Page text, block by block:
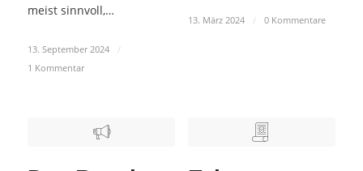
meist sinnvoll,…
13. September 2024
/
1 Kommentar
13. März 2024 / 0 Kommentare